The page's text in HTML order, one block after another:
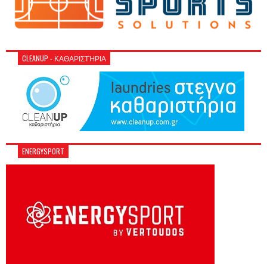
CLEANUP - ΚΑΘΑΡΙΣΤΉΡΙΑ
ENERGYSPORT